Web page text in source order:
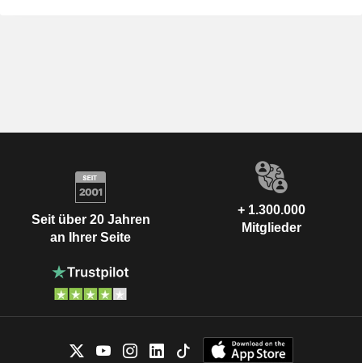
Seit über 20 Jahren
an Ihrer Seite
+ 1.300.000
Mitglieder